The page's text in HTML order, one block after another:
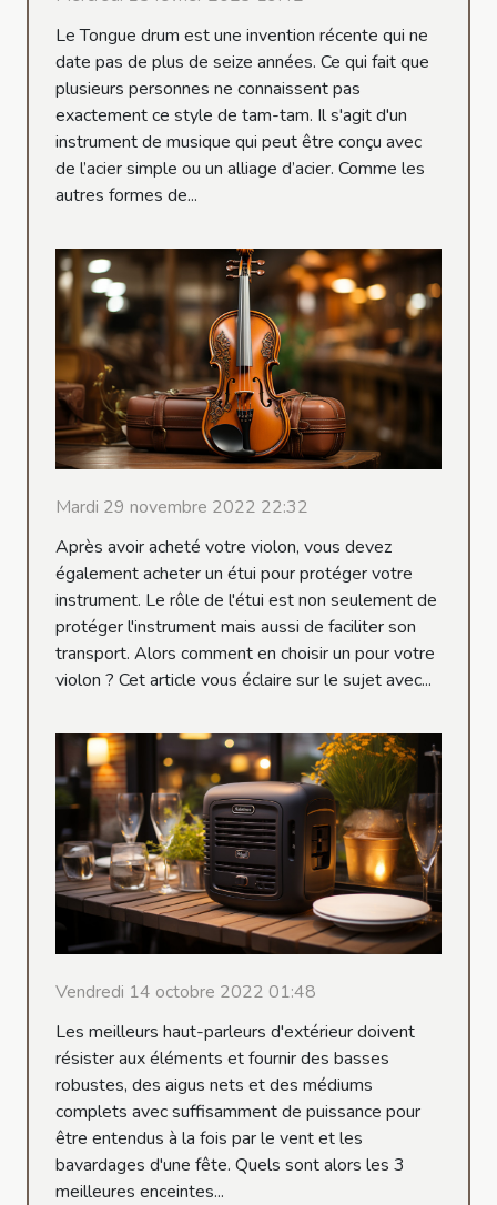
Le Tongue drum est une invention récente qui ne
date pas de plus de seize années. Ce qui fait que
plusieurs personnes ne connaissent pas
exactement ce style de tam-tam. Il s'agit d'un
instrument de musique qui peut être conçu avec
de l’acier simple ou un alliage d’acier. Comme les
autres formes de...
Mardi 29 novembre 2022 22:32
Après avoir acheté votre violon, vous devez
également acheter un étui pour protéger votre
instrument. Le rôle de l'étui est non seulement de
protéger l'instrument mais aussi de faciliter son
transport. Alors comment en choisir un pour votre
violon ? Cet article vous éclaire sur le sujet avec...
Vendredi 14 octobre 2022 01:48
Les meilleurs haut-parleurs d'extérieur doivent
résister aux éléments et fournir des basses
robustes, des aigus nets et des médiums
complets avec suffisamment de puissance pour
être entendus à la fois par le vent et les
bavardages d'une fête. Quels sont alors les 3
meilleures enceintes...